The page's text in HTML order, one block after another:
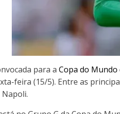
para a Copa do Mundo
feira (15/5). Entre as